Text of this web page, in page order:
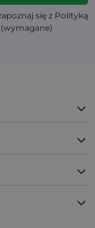
się z Polityką